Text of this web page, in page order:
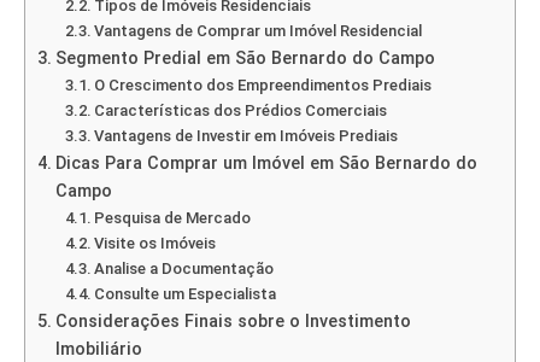
Tipos de Imóveis Residenciais
Vantagens de Comprar um Imóvel Residencial
Segmento Predial em São Bernardo do Campo
O Crescimento dos Empreendimentos Prediais
Características dos Prédios Comerciais
Vantagens de Investir em Imóveis Prediais
Dicas Para Comprar um Imóvel em São Bernardo do
Campo
Pesquisa de Mercado
Visite os Imóveis
Analise a Documentação
Consulte um Especialista
Considerações Finais sobre o Investimento
Imobiliário